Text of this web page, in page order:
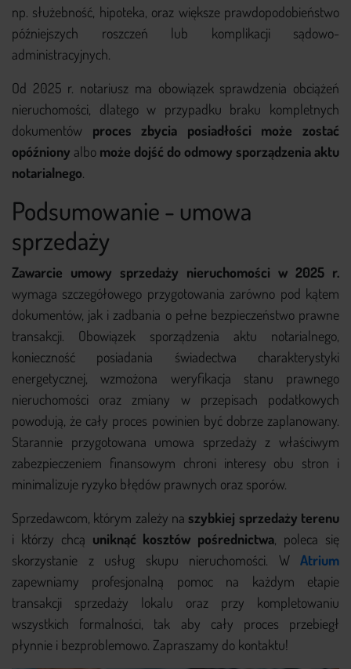
np. służebność, hipoteka, oraz większe prawdopodobieństwo
późniejszych roszczeń lub komplikacji sądowo-
administracyjnych.
Od 2025 r. notariusz ma obowiązek sprawdzenia obciążeń
nieruchomości, dlatego w przypadku braku kompletnych
dokumentów proces zbycia posiadłości może zostać
opóźniony albo może dojść do odmowy sporządzenia aktu
notarialnego.
Podsumowanie - umowa
sprzedaży
Zawarcie umowy sprzedaży nieruchomości w 2025 r.
wymaga szczegółowego przygotowania zarówno pod kątem
dokumentów, jak i zadbania o pełne bezpieczeństwo prawne
transakcji. Obowiązek sporządzenia aktu notarialnego,
konieczność posiadania świadectwa charakterystyki
energetycznej, wzmożona weryfikacja stanu prawnego
nieruchomości oraz zmiany w przepisach podatkowych
powodują, że cały proces powinien być dobrze zaplanowany.
Starannie przygotowana umowa sprzedaży z właściwym
zabezpieczeniem finansowym chroni interesy obu stron i
minimalizuje ryzyko błędów prawnych oraz sporów.
Sprzedawcom, którym zależy na szybkiej sprzedaży terenu
i którzy chcą uniknąć kosztów pośrednictwa, poleca się
skorzystanie z usług skupu nieruchomości. W Atrium
zapewniamy profesjonalną pomoc na każdym etapie
transakcji sprzedaży lokalu oraz przy kompletowaniu
wszystkich formalności, tak aby cały proces przebiegł
płynnie i bezproblemowo. Zapraszamy do kontaktu!